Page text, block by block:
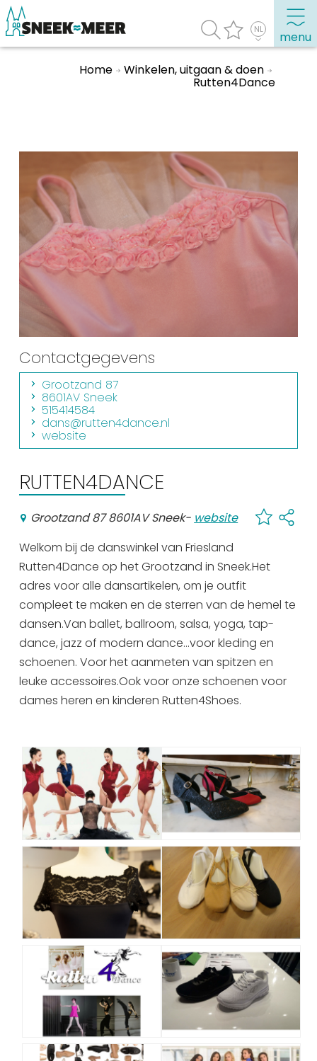
menu
Toeristische informatie
Bezienswaardigheden
Winkelen, uitgaan en doen
Eten, drinken & uitgaan
Watersport
Overnachten
Winkelen
En meer
Arrangementen
Jouw Sneek
De Friese meren
Other languages
UITagenda
Routes
Veel bezochte pagina's:
Top 10 leuke dingen
Vakantie vieren in Sneek
Uitgaan in Sneek
Citygame Escapegame Sneek
Interactieve plattegrond van Sneek
Winkelen in Sneek
Bootverhuur
Home Winkelen, uitgaan & doen
Rutten4Dance
Contactgegevens
Grootzand 87
8601AV Sneek
515414584
dans@rutten4dance.nl
website
RUTTEN4DANCE
Grootzand 87 8601AV Sneek- website
Welkom bij de danswinkel van Friesland
Rutten4Dance op het Grootzand in Sneek.Het
adres voor alle dansartikelen, om je outfit
compleet te maken en de sterren van de hemel te
dansen.Van ballet, ballroom, salsa, yoga, tap-
dance, jazz of modern dance...voor kleding en
schoenen. Voor het aanmeten van spitzen en
leuke accessoires.Ook voor onze schoenen voor
dames heren en kinderen Rutten4Shoes.